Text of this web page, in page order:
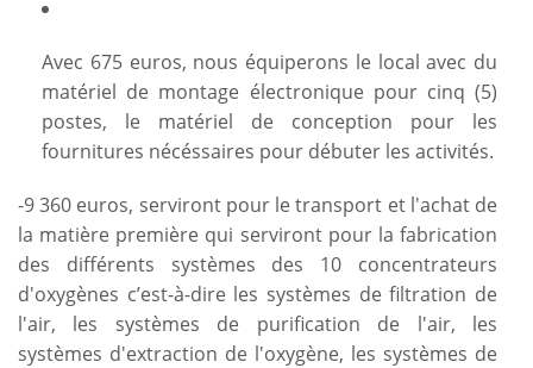
Avec 675 euros, nous équiperons le local avec du
matériel de montage électronique pour cinq (5)
postes, le matériel de conception pour les
fournitures nécéssaires pour débuter les activités.
-9 360 euros, serviront pour le transport et l'achat de
la matière première qui serviront pour la fabrication
des différents systèmes des 10 concentrateurs
d'oxygènes c’est-à-dire les systèmes de filtration de
l'air, les systèmes de purification de l'air, les
systèmes d'extraction de l'oxygène, les systèmes de